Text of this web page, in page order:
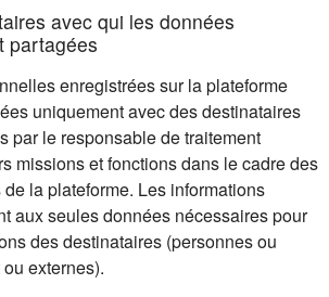
avec qui les données
partagées
enregistrées sur la plateforme
uniquement avec des destinataires
par le responsable de traitement
missions et fonctions dans le cadre des
la plateforme. Les informations
aux seules données nécessaires pour
des destinataires (personnes ou
externes).